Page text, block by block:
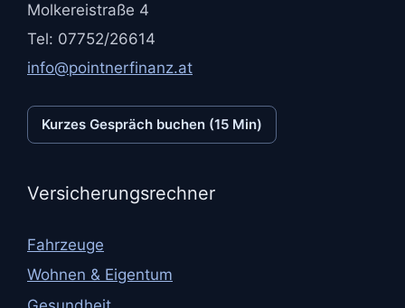
Molkereistraße 4
Tel: 07752/26614
info@pointnerfinanz.at
Kurzes Gespräch buchen (15 Min)
Versicherungsrechner
Fahrzeuge
Wohnen & Eigentum